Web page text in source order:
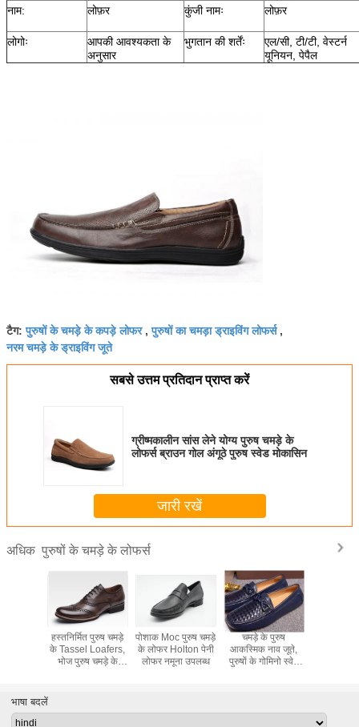
नाम:
लोफ़र कुंजी नामः लोफ़र
लोगोः
आपकी आवश्यकता के
अनुसार
भुगतान की शर्तेंः
एल/सी, टी/टी, वेस्टर्न
यूनियन, पेपैल
टैग:पुरुषों के चमड़े के कपड़े लोफर,पुरुषों का चमड़ा ड्राइविंग लोफर्स,
नरम चमड़े के ड्राइविंग जूते
सबसे उत्तम प्रतिदान प्राप्त करें
ग्रीष्मकालीन सांस लेने योग्य पुरुष चमड़े के
लोफर्स ब्राउन गोल अंगूठे पुरुष स्वेड मोकासिन
जारी रखें
अधिक पुरुषों के चमड़े के लोफर्स
चमड़े के पुरुष
आकस्मिक नाव जूते,
पुरुषों के गोमिनो स्वेड
क्लासिक मेन्स लेदर
लोफर सिलाई
हस्तनिर्मित चमड़े की
वसंत / शरद ऋतु
ब्राउन मेन्स बुना हुआ
चमड़ा पार्टी के लिए जूते
घुमावदार अंगूठे पुरुष
चमड़े के लोफर खोपड़ी
शैली ऑक्सफोर्ड स्लिप
भाषा बदलें